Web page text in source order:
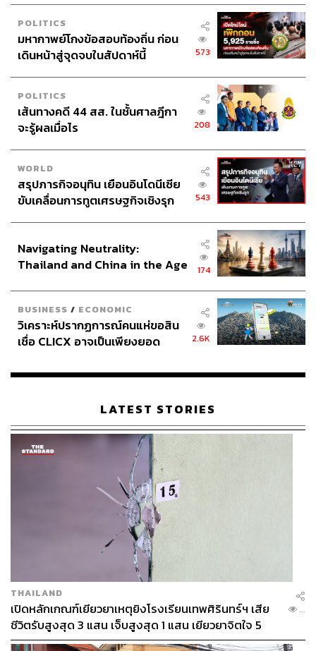
POLITICS
มหากาพย์โกงข้อสอบท้องถิ่น ก่อน
เดินหน้าสู่จุดจบในสัปดาห์นี้
573
POLITICS
เส้นทางคดี 44 สส. ในชั้นศาลฎีกา
จะรู้ผลเมื่อไร
208
WORLD
สรุปภารกิจอนุทิน เยือนอินโดนีเซีย
ขับเคลื่อนการทูตเศรษฐกิจเชิงรุก
543
Navigating Neutrality:
Thailand and China in the Age
174
BUSINESS / ECONOMIC
วิเคราะห์ปรากฏการณ์คนแห่ขอสิน
เชื่อ CLICX อาจเป็นเพียงยอด
เรือนไทยที่ถูกซุกไว้
2.6K
LATEST STORIES
THAILAND
เปิดหลักเกณฑ์เยียวยาเหตุยิงโรงเรียนเทพศิรินทร์ฯ เสีย
ชีวิตรับสูงสุด 3 แสน เจ็บสูงสุด 1 แสน เยียวยาจิตใจ 5
ระดับ
...